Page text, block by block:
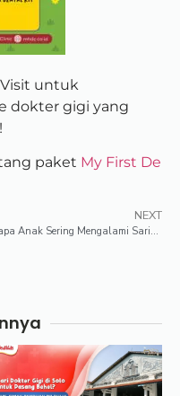
untuk
dokter gigi yang
paket My First De
NEXT
Kenapa Anak Sering Mengalami Sariawan? Pertanda Apa?